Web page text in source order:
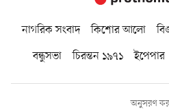
নাগরিক সংবাদ কিশোর আলো
বন্ধুসভা
চিরন্তন ১৯৭১ ইপেপার
অনুসরণ